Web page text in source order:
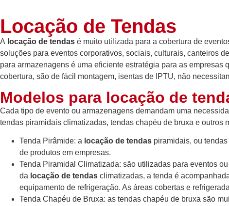
Locação de Tendas
A locação de tendas é muito utilizada para a cobertura de
soluções para eventos corporativos, sociais, culturais, canteiros
para armazenagens é uma eficiente estratégia para as
cobertura, são de fácil montagem, isentas de IPTU, não
Modelos para locação de
Cada tipo de evento ou armazenagens demandam uma
tendas piramidais climatizadas, tendas chapéu de bruxa e
Tenda Pirâmide: a locação de tendas piramidais, ou
de produtos em empresas.
Tenda Piramidal Climatizada: são utilizadas para eventos
da locação de tendas climatizadas, a tenda é
equipamento de refrigeração. As áreas cobertas e
Tenda Chapéu de Bruxa: as tendas chapéu de bruxa são